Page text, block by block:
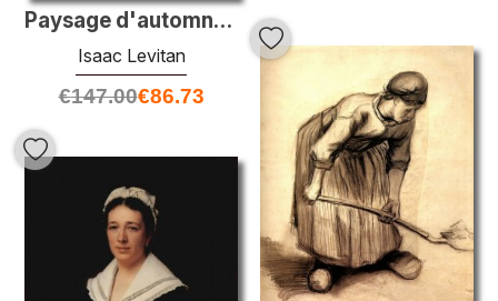
Paysage d'automne avec l'église
Isaac Levitan
€147.00€86.73